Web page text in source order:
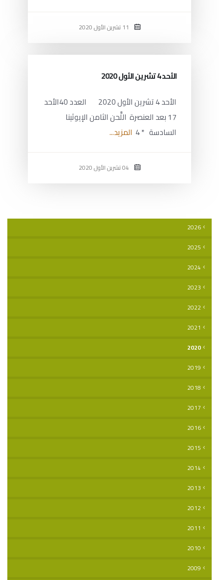
الأحد 4 تشرين الأول 2020
الأحد 4 تشرين الأول 2020 العدد 40الأحد
17 بعد العنصرة اللَّحن الثامن الإيوثينا
السادسة * 4
المزيد...
2026
2025
2024
2023
2022
2021
2020
2019
2018
2017
2016
2015
2014
2013
2012
2011
2010
2009